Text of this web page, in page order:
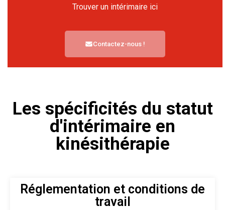
Trouver un intérimaire ici
Contactez-nous !
Les spécificités du statut
d'intérimaire en
kinésithérapie
Réglementation et conditions de
travail